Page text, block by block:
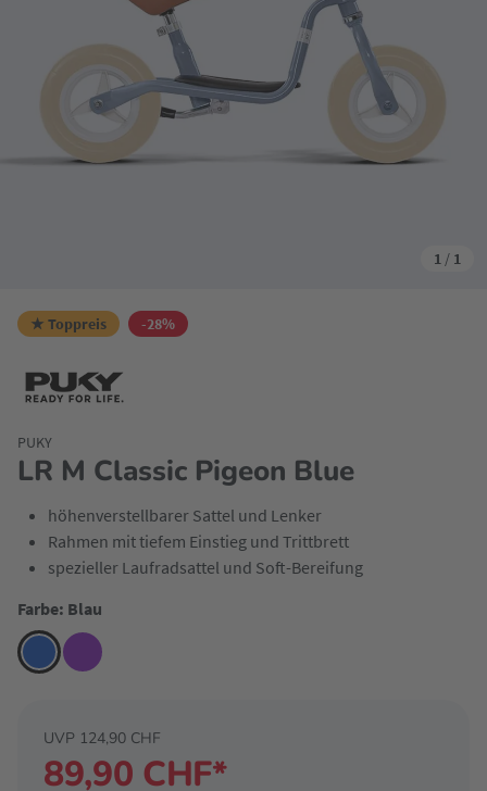
1 / 1
★ Toppreis -28%
LR M Classic Pigeon Blue
PUKY
höhenverstellbarer Sattel und Lenker
Rahmen mit tiefem Einstieg und Trittbrett
spezieller Laufradsattel und Soft-Bereifung
Farbe: Blau
89,90 CHF*
UVP 124,90 CHF